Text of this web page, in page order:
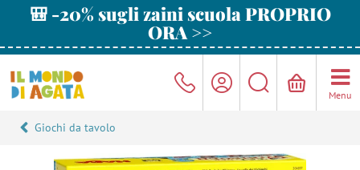
🎒 -20% sugli zaini scuola PROPRIO
ORA >>
Menu
Giochi da tavolo